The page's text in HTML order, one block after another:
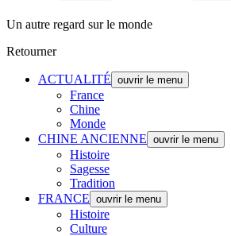
Un autre regard sur le monde
Retourner
ACTUALITÉ ouvrir le menu
France
Chine
Monde
CHINE ANCIENNE ouvrir le menu
Histoire
Sagesse
Tradition
FRANCE ouvrir le menu
Histoire
Culture